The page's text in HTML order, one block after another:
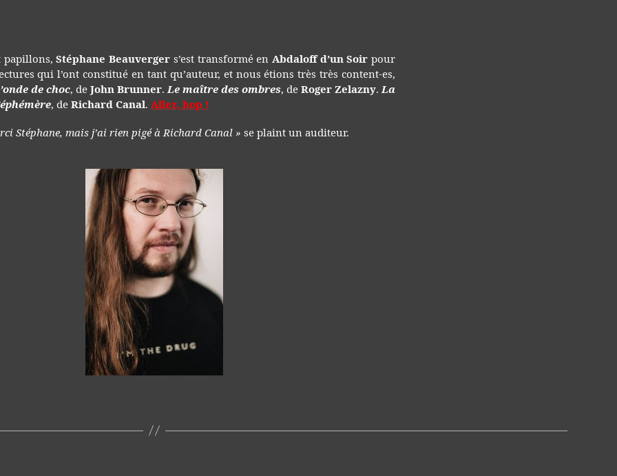
2026
papillons,Stéphane Beauverger s’est transformé en Abdaloff d’un Soir pour
qui l’ont constitué en tant qu’auteur, et nous étions très très content-es,
de choc, de John Brunner.Le maître des ombres, de Roger Zelazny.La
, de Richard Canal. Allez, hop !
Stéphane, mais j’ai rien pigé à Richard Canal » se plaint un auditeur.